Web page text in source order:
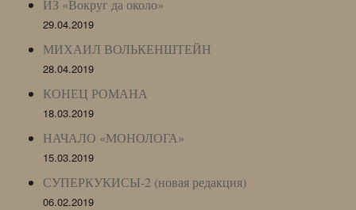
ИЗ «Вокруг да около»
29.04.2019
МИХАИЛ ВОЛЬКЕНШТЕЙН
28.04.2019
КОНЕЦ РОМАНА
18.03.2019
НАЧАЛО «МОНОЛОГА»
15.03.2019
СУПЕРКУКИСЫ-2 (новая редакция)
06.02.2019